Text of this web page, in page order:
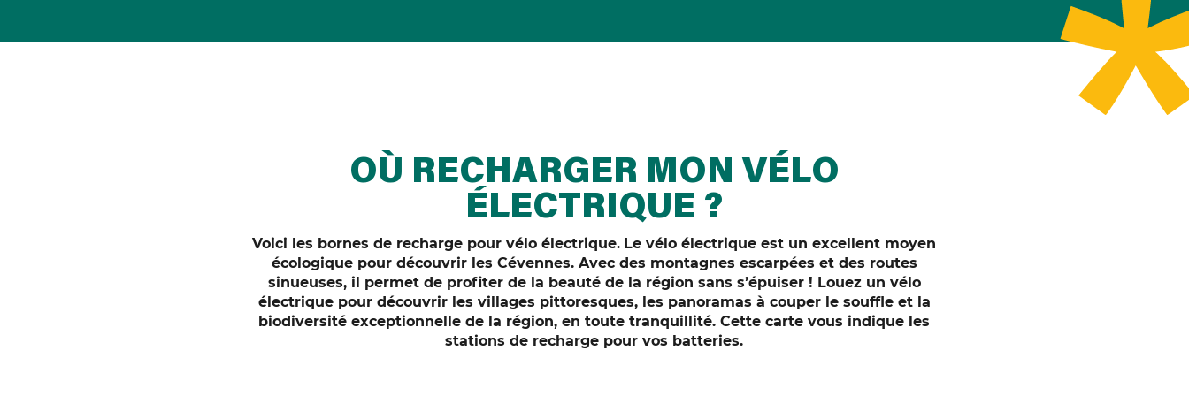
OÙ RECHARGER MON VÉLO
ÉLECTRIQUE ?
Voici les bornes de recharge pour vélo électrique. Le vélo électrique est un excellent moyen
écologique pour découvrir les Cévennes. Avec des montagnes escarpées et des routes
sinueuses, il permet de profiter de la beauté de la région sans s’épuiser ! Louez un vélo
électriquepour découvrir les villages pittoresques, les panoramas à couper le souffle et la
biodiversité exceptionnelle de la région, en toute tranquillité. Cette carte vous indique les
stations de recharge pour vos batteries.